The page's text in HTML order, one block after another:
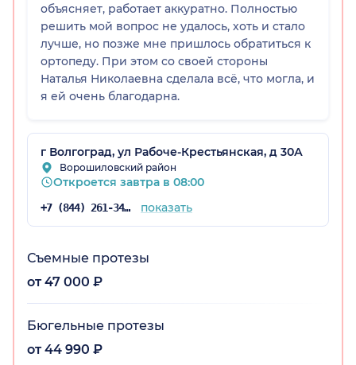
объясняет, работает аккуратно. Полностью
решить мой вопрос не удалось, хоть и стало
лучше, но позже мне пришлось обратиться к
ортопеду. При этом со своей стороны
Наталья Николаевна сделала всё, что могла, и
я ей очень благодарна.
г Волгоград, ул Рабоче-Крестьянская, д 30А
Ворошиловский район
Откроется завтра в 08:00
+7 (844) 261-34-28 показать
Съемные протезы
от 47 000 ₽
Бюгельные протезы
от 44 990 ₽